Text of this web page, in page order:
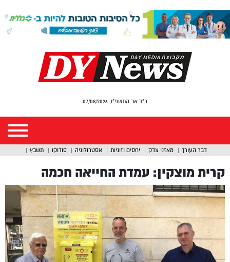
כ"ד אב התשפ"ו, 07/08/2026
דבר העורך מאזני צדק יחסים וזוגיות אסטרולוגיה סודוקו תשבץ
קרית מוצקין: עמדת החייאה חכמה